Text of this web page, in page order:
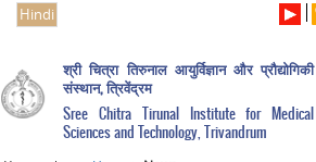
Hindi
श्री चित्रा तिरुनाल आयुर्विज्ञान और प्रौद्योगिकी
संस्थान, त्रिवेंद्रम
Sree Chitra Tirunal Institute for Medical
Sciences and Technology, Trivandrum